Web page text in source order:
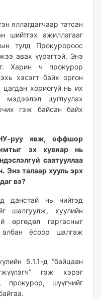
яллагдагчаар татсан
шийтгэх ажиллагааг
тулд Прокуророос
авах үүрэгтэй. Энэ
Харин ч прокурор
хэсэгт байх оргон
хориогүй нь их
цуглуулах
гэж байсан байх
руу явж, оффшор
эх хувиар нь
саатууллаа
Энэ талаар хууль эрх
вэ?
данстай нь нийтэд
шалгуулж, хуулийн
өргөдөл гаргасныг
албан ёсоор шалгаж
5.1.1-д “байцаан
гэж хэрэг
прокурор, шүүгчийг